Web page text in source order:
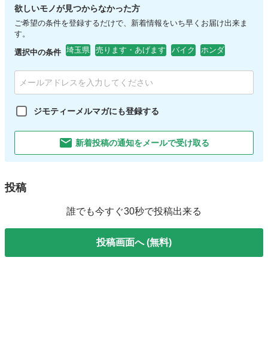
欲しいモノが見つからなかった方
ご希望の条件を登録するだけで、新着情報をいち早くお届け出来ま
す。
選択中の条件 埼玉県 売ります・あげます バイク ホンダ
ジモティーメルマガにも登録する
新着投稿の通知をメールで受け取る
投稿
誰でも今すぐ30秒で投稿出来る
投稿画面へ (無料)